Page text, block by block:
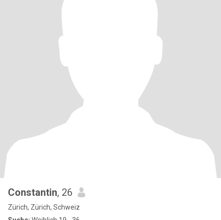
Constantin, 26
Zürich, Zürich, Schweiz